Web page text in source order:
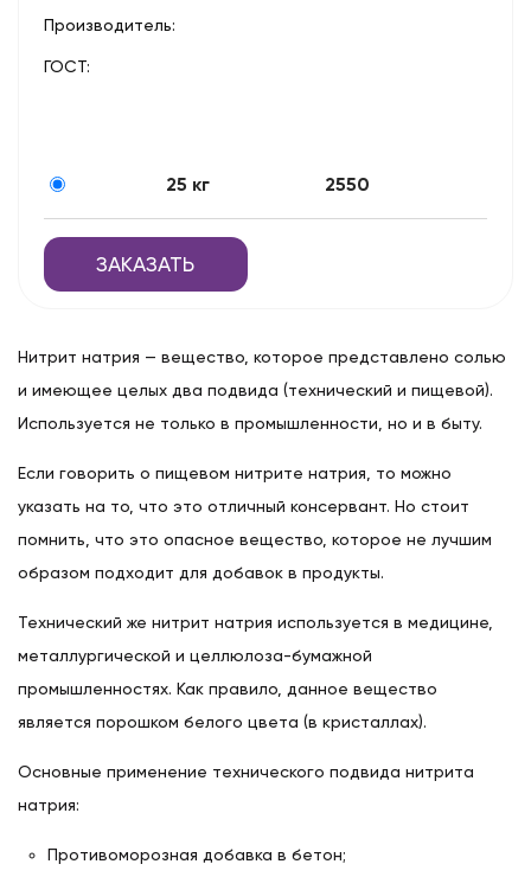
Производитель:
ГОСТ:
25 кг 2550
ЗАКАЗАТЬ
Нитрит натрия — вещество, которое представлено солью
и имеющее целых два подвида (технический и пищевой).
Используется не только в промышленности, но и в быту.
Если говорить о пищевом нитрите натрия, то можно
указать на то, что это отличный консервант. Но стоит
помнить, что это опасное вещество, которое не лучшим
образом подходит для добавок в продукты.
Технический же нитрит натрия используется в медицине,
металлургической и целлюлоза-бумажной
промышленностях. Как правило, данное вещество
является порошком белого цвета (в кристаллах).
Основные применение технического подвида нитрита
натрия:
Противоморозная добавка в бетон;